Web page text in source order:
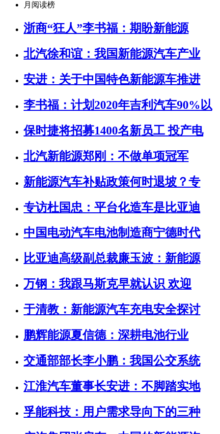
月阅读榜
浙商“狂人”李书福：期盼新能源
北汽徐和谊：我国新能源汽车产业
安进：关于中国特色新能源车推进
李书福：计划2020年吉利汽车90%以
保时捷将招募1400名新员工 投产电
北汽新能源郑刚：不做单项冠军
新能源汽车补贴政策何时退坡？专
专访杜国忠：平台化造车是比亚迪
中国电动汽车电池制造商宁德时代
比亚迪高级副总裁廉玉波：新能源
万钢：我跟马斯克早就认识 欢迎
于清教：新能源汽车充电安全探讨
鹏辉能源夏信德：深耕电池行业
交通部部长李小鹏：我国公交系统
江淮汽车董事长安进：不脚踏实地
孚能科技：用户需求导向下的三种